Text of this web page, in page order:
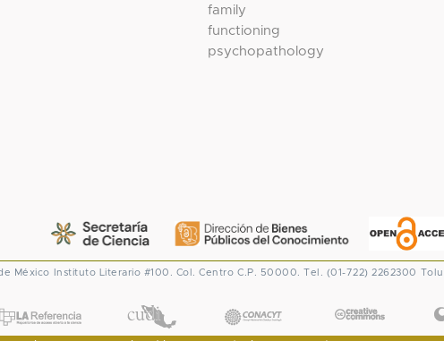
family
functioning
psychopathology
México Instituto Literario #100. Col. Centro C.P. 50000. Tel. (01-722) 2262300